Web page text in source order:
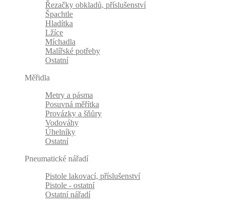
Řezačky obkladů, příslušenství
Špachtle
Hladítka
Lžíce
Míchadla
Malířské potřeby
Ostatní
Měřidla
Metry a pásma
Posuvná měřítka
Provázky a šňůry
Vodováhy
Úhelníky
Ostatní
Pneumatické nářadí
Pistole lakovací, příslušenství
Pistole - ostatní
Ostatní nářadí